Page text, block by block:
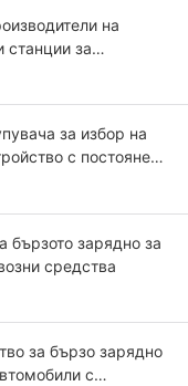
на
станции за
за избор на
с постоянен
бързото зарядно за
средства
за бързо зарядно
с